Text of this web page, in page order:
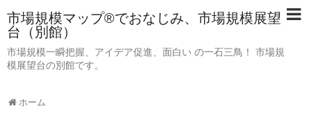
市場規模マップ®でおなじみ、市場規模展望
台（別館）
市場規模一瞬把握、アイデア促進、面白い の一石三鳥！ 市場規
模展望台の別館です。
ホーム